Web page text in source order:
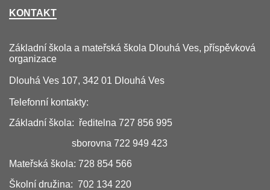
KONTAKT
Základní škola a mateřská škola Dlouhá Ves, příspěvková
organizace
Dlouhá Ves 107, 342 01 Dlouhá Ves
Telefonní kontakty:
Základní škola: ředitelna 727 856 995
sborovna 722 949 423
Mateřská škola: 728 854 566
Školní družina: 702 134 220